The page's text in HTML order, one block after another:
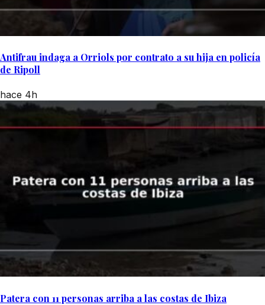
Antifrau indaga a Orriols por contrato a su hija en policía
de Ripoll
hace 4h
Patera con 11 personas arriba a las costas de Ibiza